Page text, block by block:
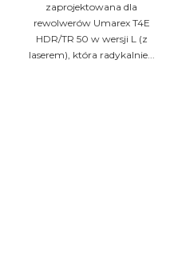
zaprojektowana dla
rewolwerów Umarex T4E
HDR/TR 50 w wersji L (z
laserem), która radykalnie...